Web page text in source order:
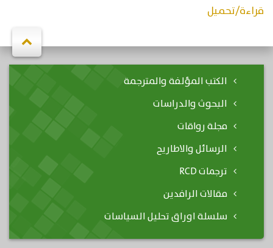
قراءة/تحميل
الكتب المؤلفة والمترجمة
البحوث والدراسات
مجلة رواقات
الرسائل والاطاريح
ترجمات RCD
مقالات الرافدين
سلسلة اوراق تحليل السياسات